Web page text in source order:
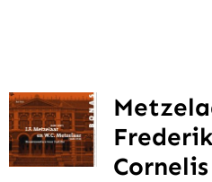
Cornelis